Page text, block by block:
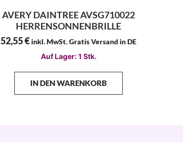
AVERY DAINTREE AVSG710022
HERRENSONNENBRILLE
52,55€inkl. MwSt. Gratis Versand in DE
Auf Lager: 1 Stk.
IN DEN WARENKORB